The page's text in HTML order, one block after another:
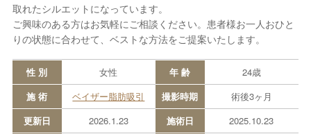
取れたシルエットになっています。
ご興味のある方はお気軽にご相談ください。患者様お一人おひと
りの状態に合わせて、ベストな方法をご提案いたします。
性 別 女性 年 齢
24歳
施 術
ベイザー脂肪吸引 撮影時期
術後3ヶ月
更新日
2026.1.23 施術日
2025.10.23